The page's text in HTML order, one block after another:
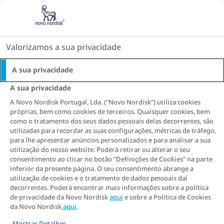
Go to the page content
A Verdade Sobre o Peso
Os sentimentos desempenham um papel fundamental na gestão do
OBESIDADE
S
h
a
r
e
T
h
i
S
h
a
r
e
T
h
i
S
h
a
r
e
T
h
i
S
h
a
r
e
T
h
i
S
h
a
r
e
T
h
i
S
h
a
r
e
T
h
i
S
h
a
r
e
T
h
i
Os sentimentos
desempenham um
papel fundamental na
gestão do peso
Valorizamos a sua privacidade
A sua privacidade
A sua privacidade
A Novo Nordisk Portugal, Lda. (“Novo Nordisk”) utiliza cookies
próprias, bem como cookies de terceiros. Quaisquer cookies, bem
como o tratamento dos seus dados pessoais delas decorrentes, são
utilizadas para recordar as suas configurações, métricas de tráfego,
para lhe apresentar anúncios personalizados e para analisar a sua
utilização do nosso website. Poderá retirar ou alterar o seu
consentimento ao clicar no botão “Definições de Cookies” na parte
inferior da presente página. O seu consentimento abrange a
utilização de cookies e o tratamento de dados pessoais daí
decorrentes. Poderá encontrar mais informações sobre a política
de privacidade da Novo Nordiskaqui e sobre a Política de Cookies
da Novo Nordiskaqui.